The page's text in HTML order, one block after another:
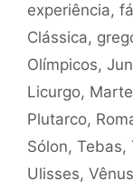
experiência,
Clássica,
Olímpicos,
Licurgo, Marte
Plutarco,
Sólon, Tebas,
Ulisses, Vênus